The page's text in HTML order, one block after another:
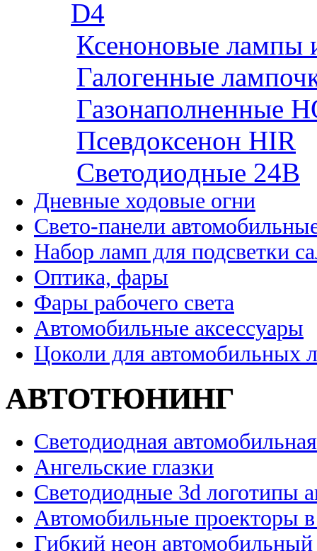
D4
Ксеноновые лампы
Галогенные
Газонаполненные
Псевдоксенон HIR
Cветодиодные 24B
Дневные ходовые огни
Свето-панели
Набор ламп для подсветки
Оптика, фары
Фары рабочего света
Автомобильные аксессуары
Цоколи для автомобильных
АВТОТЮНИНГ
Светодиодная
Ангельские глазки
Светодиодные 3d логотипы
Автомобильные проекторы
Гибкий неон автомобильный